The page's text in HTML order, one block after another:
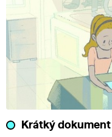
Krátký dokument